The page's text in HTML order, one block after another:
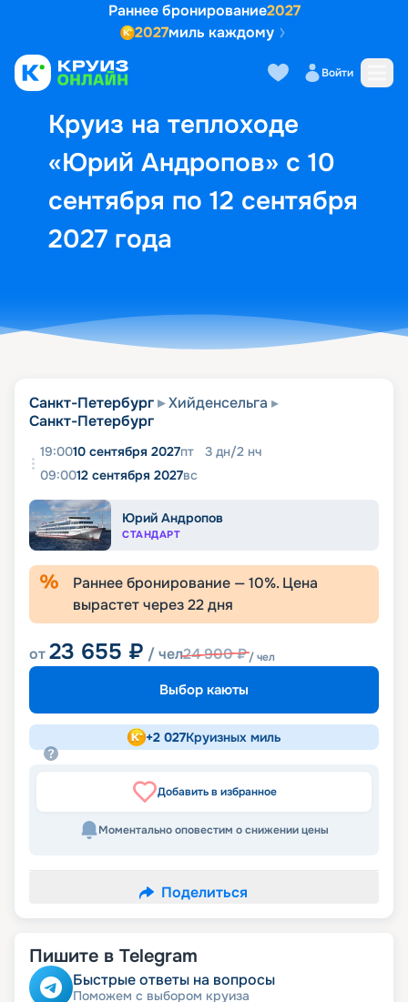
Раннее бронирование2027
2027миль каждому
Войти
Круиз на теплоходе
«Юрий Андропов» с 10
сентября по 12 сентября
2027 года
Выбор кают Маршрут и
Санкт-Петербург
Хийденсельга
Санкт-Петербург
19:0010 сентября 2027пт 3 дн/2 нч
09:0012 сентября 2027вс
Юрий Андропов
СТАНДАРТ
Раннее бронирование —10%. Цена
вырастет через22дня
от23 655 ₽ / чел24 900₽/ чел
Выбор каюты
+2 027Круизных миль
Добавить в избранное
Моментально оповестим о снижении цены
Поделиться
Пишите в Telegram
Быстрые ответы на вопросы
Поможем с выбором круиза